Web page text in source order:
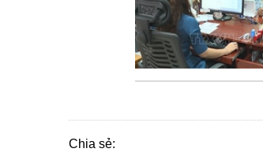
Chia sẻ: